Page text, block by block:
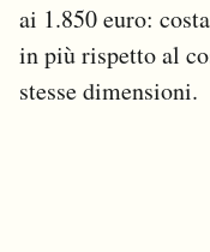
ai 1.850 euro:
in più rispetto al
stesse dimensioni.